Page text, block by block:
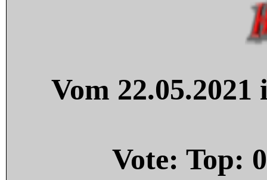
Vom
Vote: Top: 0